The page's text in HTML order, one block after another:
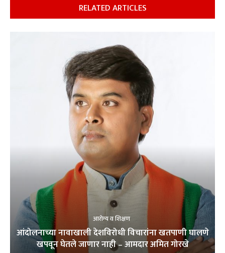
RELATED ARTICLES
आरोग्य व शिक्षण
आंदोलनाच्या नावाखाली देशविरोधी विचारांना खतपाणी घालणे
खपवून घेतले जाणार नाही – आमदार अमित गोरखे